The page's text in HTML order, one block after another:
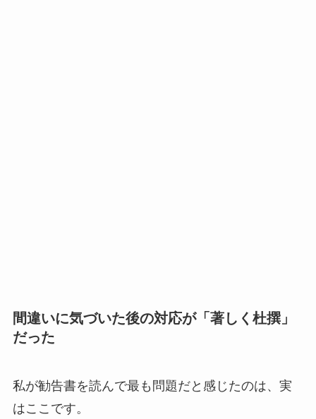
間違いに気づいた後の対応が「著しく杜撰」
だった
私が勧告書を読んで最も問題だと感じたのは、実
はここです。